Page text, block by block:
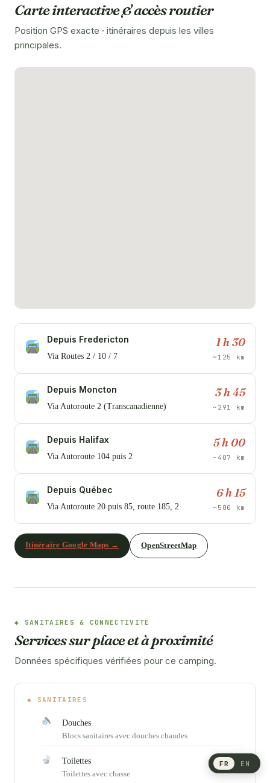
Carte interactive & accès routier
Position GPS exacte · itinéraires depuis les villes
principales.
Depuis Fredericton
Via Routes 2 / 10 / 7
1 h 30
~125 km
Depuis Moncton
Via Autoroute 2 (Transcanadienne)
3 h 45
~291 km
Depuis Halifax
Via Autoroute 104 puis 2
5 h 00
~407 km
Depuis Québec
Via Autoroute 20 puis 85, route 185, 2
6 h 15
~500 km
Itinéraire Google Maps → OpenStreetMap
SANITAIRES & CONNECTIVITÉ
Services sur place et à proximité
Données spécifiques vérifiées pour ce camping.
SANITAIRES
Douches
Blocs sanitaires avec douches chaudes
Toilettes
Toilettes avec chasse
FR EN